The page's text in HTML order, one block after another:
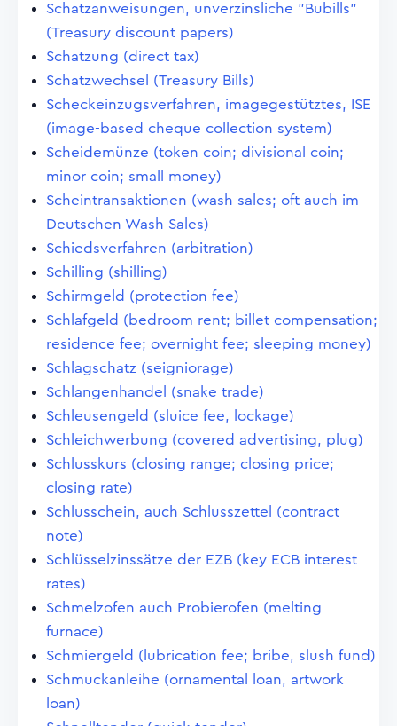
Schatzanweisungen, unverzinsliche "Bubills"
(Treasury discount papers)
Schatzung (direct tax)
Schatzwechsel (Treasury Bills)
Scheckeinzugsverfahren, imagegestütztes, ISE
(image-based cheque collection system)
Scheidemünze (token coin; divisional coin;
minor coin; small money)
Scheintransaktionen (wash sales; oft auch im
Deutschen Wash Sales)
Schiedsverfahren (arbitration)
Schilling (shilling)
Schirmgeld (protection fee)
Schlafgeld (bedroom rent; billet compensation;
residence fee; overnight fee; sleeping money)
Schlagschatz (seigniorage)
Schlangenhandel (snake trade)
Schleusengeld (sluice fee, lockage)
Schleichwerbung (covered advertising, plug)
Schlusskurs (closing range; closing price;
closing rate)
Schlusschein, auch Schlusszettel (contract
note)
Schlüsselzinssätze der EZB (key ECB interest
rates)
Schmelzofen auch Probierofen (melting
furnace)
Schmiergeld (lubrication fee; bribe, slush fund)
Schmuckanleihe (ornamental loan, artwork
loan)